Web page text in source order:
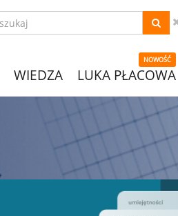
WIEDZA
NOWOŚĆ
LUKA PŁACOWA